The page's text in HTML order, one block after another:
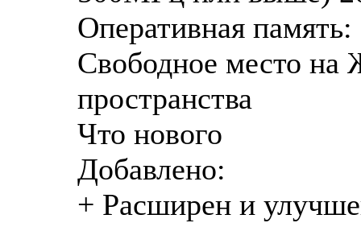
Оперативная
Свободное место
пространства
Что нового
Добавлено:
+ Расширен и